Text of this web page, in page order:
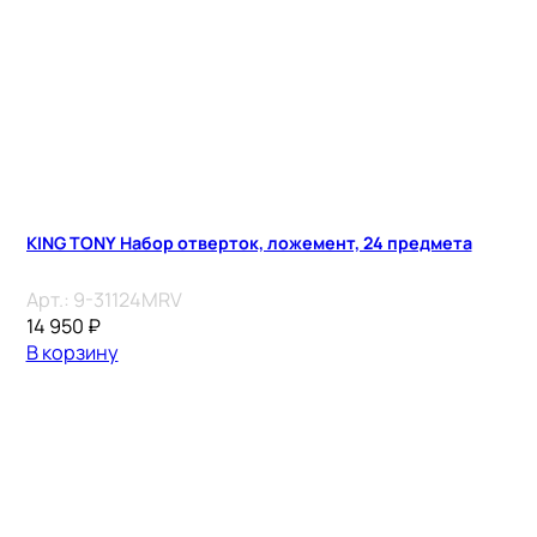
KING TONY Набор отверток, ложемент, 24 предмета
Арт.: 9-31124MRV
14 950 ₽
В корзину